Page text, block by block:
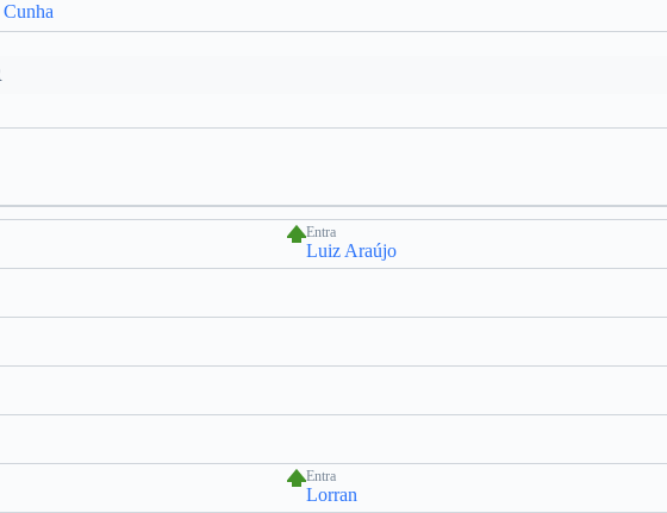
Entra
Luiz Araújo
Entra
Lorran